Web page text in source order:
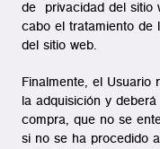
de privacidad del sitio
cabo el tratamiento de
del sitio web.
Finalmente, el Usuario
la adquisición y
compra, que no se
si no se ha procedido